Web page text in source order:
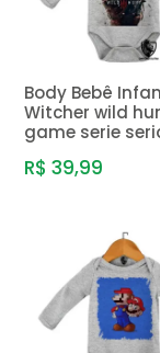
Body Bebê
Witcher wild
game serie
R$ 39,99